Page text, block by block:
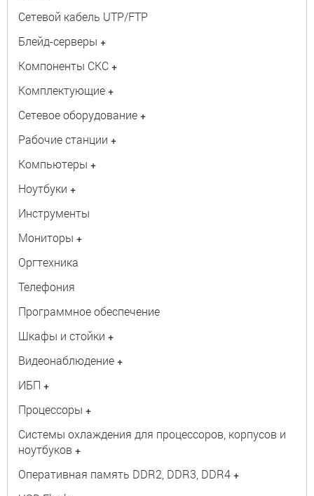
Сетевой кабель UTP/FTP
Блейд-серверы +
Компоненты СКС +
Комплектующие +
Сетевое оборудование +
Рабочие станции +
Компьютеры +
Ноутбуки +
Инструменты
Мониторы +
Оргтехника
Телефония
Программное обеспечение
Шкафы и стойки +
Видеонаблюдение +
ИБП +
Процессоры +
Системы охлаждения для процессоров, корпусов и
ноутбуков +
Оперативная память DDR2, DDR3, DDR4 +